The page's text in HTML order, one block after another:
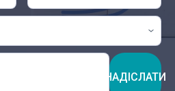
НАДІСЛАТИ